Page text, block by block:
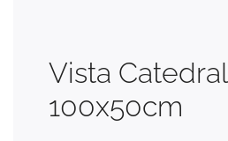
Vista Catedral
100x50cm